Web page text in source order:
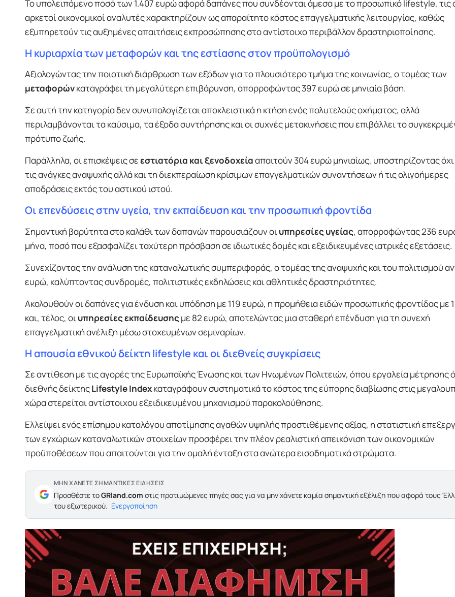
Το υπολειπόμενο ποσό των 1.407 ευρώ αφορά δαπάνες που συνδέονται άμεσα με το προσωπικό lifestyle, τις
αρκετοί οικονομικοί αναλυτές χαρακτηρίζουν ως απαραίτητο κόστος επαγγελματικής λειτουργίας, καθώς
εξυπηρετούν τις αυξημένες απαιτήσεις εκπροσώπησης στο αντίστοιχο περιβάλλον δραστηριοποίησης.
Η κυριαρχία των μεταφορών και της εστίασης στον προϋπολογισμό
Αξιολογώντας την ποιοτική διάρθρωση των εξόδων για το πλουσιότερο τμήμα της κοινωνίας, ο τομέας των
μεταφορώνκαταγράφει τη μεγαλύτερη επιβάρυνση, απορροφώντας 397 ευρώ σε μηνιαία βάση.
Σε αυτή την κατηγορία δεν συνυπολογίζεται αποκλειστικά η κτήση ενός πολυτελούς οχήματος, αλλά
περιλαμβάνονται τα καύσιμα, τα έξοδα συντήρησης και οι συχνές μετακινήσεις που επιβάλλει το
πρότυπο ζωής.
Παράλληλα, οι επισκέψεις σεεστιατόρια και ξενοδοχείααπαιτούν 304 ευρώ μηνιαίως, υποστηρίζοντας
τις ανάγκες αναψυχής αλλά και τη διεκπεραίωση κρίσιμων επαγγελματικών συναντήσεων ή τις ολιγοήμερες
αποδράσεις εκτός του αστικού ιστού.
Οι επενδύσεις στην υγεία, την εκπαίδευση και την προσωπική φροντίδα
Σημαντική βαρύτητα στο καλάθι των δαπανών παρουσιάζουν οι υπηρεσίες υγείας, απορροφώντας 236
μήνα, ποσό που εξασφαλίζει ταχύτερη πρόσβαση σε ιδιωτικές δομές και εξειδικευμένες ιατρικές εξετάσεις.
Συνεχίζοντας την ανάλυση της καταναλωτικής συμπεριφοράς, ο τομέας της αναψυχής και του πολιτισμού
ευρώ, καλύπτοντας συνδρομές, πολιτιστικές εκδηλώσεις και αθλητικές δραστηριότητες.
Ακολουθούν οι δαπάνες για ένδυση και υπόδηση με 119 ευρώ, η προμήθεια ειδών προσωπικής φροντίδας με
και, τέλος, οι υπηρεσίες εκπαίδευσης με 82 ευρώ, αποτελώντας μια σταθερή επένδυση για τη συνεχή
επαγγελματική ανέλιξη μέσω στοχευμένων σεμιναρίων.
Η απουσία εθνικού δείκτη lifestyle και οι διεθνείς συγκρίσεις
Σε αντίθεση με τις αγορές της Ευρωπαϊκής Ένωσης και των Ηνωμένων Πολιτειών, όπου εργαλεία μέτρησης
διεθνής δείκτηςLifestyle Indexκαταγράφουν συστηματικά το κόστος της εύπορης διαβίωσης στις
χώρα στερείται αντίστοιχου εξειδικευμένου μηχανισμού παρακολούθησης.
Ελλείψει ενός επίσημου καταλόγου αποτίμησης αγαθών υψηλής προστιθέμενης αξίας, η στατιστική
των εγχώριων καταναλωτικών στοιχείων προσφέρει την πλέον ρεαλιστική απεικόνιση των οικονομικών
προϋποθέσεων που απαιτούνται για την ομαλή ένταξη στα ανώτερα εισοδηματικά στρώματα.
ΜΗΝ ΧΑΝΕΤΕ ΣΗΜΑΝΤΙΚΕΣ ΕΙΔΗΣΕΙΣ
Προσθέστε τοGRland.com στις προτιμώμενες πηγές σας για να μην χάνετε καμία σημαντική εξέλιξη που αφορά τους
του εξωτερικού. Ενεργοποίηση